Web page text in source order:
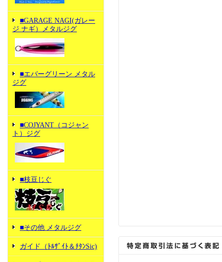
■GARAGE NAGI(ガレー
ジ ナギ）メタルジグ
■エバーグリーン メタル
ジグ
■COJYANT（コジャン
ト）ジグ
■枝豆じぐ
■その他 メタルジグ
ガイド（ﾄﾙｻﾞｲﾄ＆ﾁﾀﾝSic)